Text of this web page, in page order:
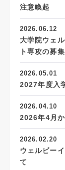
注意喚起
2026.06.12
大学院ウェ
ト専攻の募
2026.05.01
2027年度入
2026.04.10
2026年4月
2026.02.20
ウェルビー
て